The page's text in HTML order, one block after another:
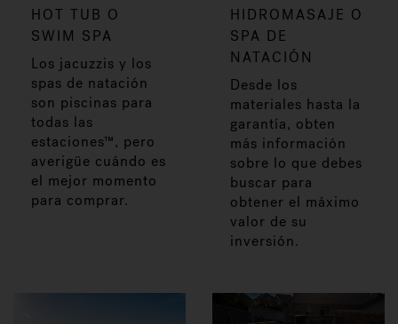
HOT TUB O
SWIM SPA
Los jacuzzis y los
spas de natación
son piscinas para
todas las
estaciones™, pero
averigüe cuándo es
el mejor momento
para comprar.
HIDROMASAJE O
SPA DE
NATACIÓN
Desde los
materiales hasta la
garantía, obten
más información
sobre lo que debes
buscar para
obtener el máximo
valor de su
inversión.